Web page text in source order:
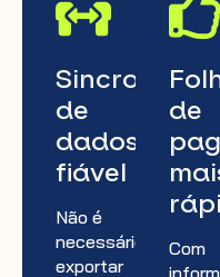
de
dados
fiável
Não é
necessário
exportar
de
Com